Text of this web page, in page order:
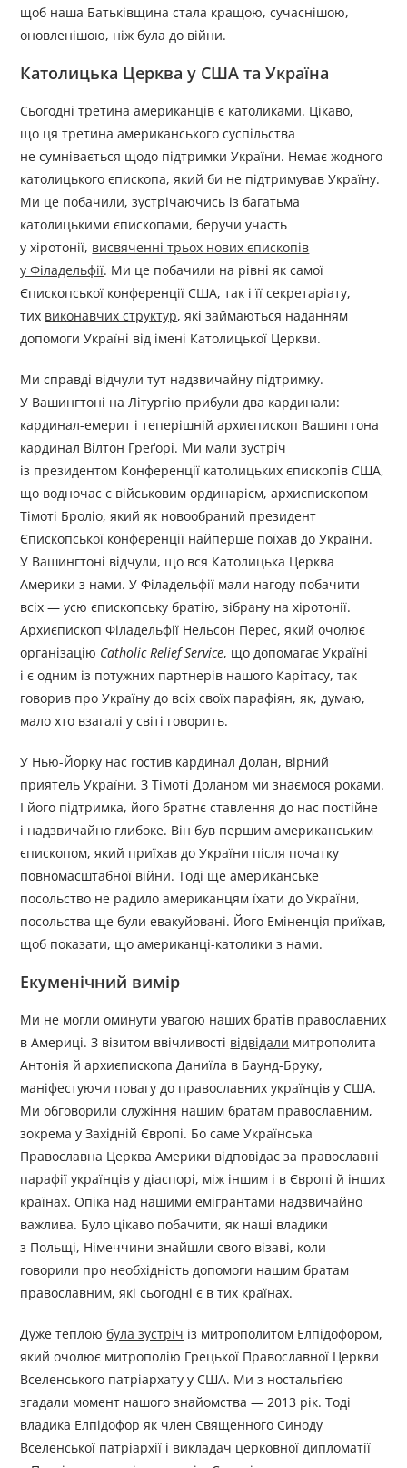
щоб наша Батьківщина стала кращою, сучаснішою,
оновленішою, ніж була до війни.
Католицька Церква у США та Україна
Сьогодні третина американців є католиками. Цікаво,
що ця третина американського суспільства
не сумнівається щодо підтримки України. Немає жодного
католицького єпископа, який би не підтримував Україну.
Ми це побачили, зустрічаючись із багатьма
католицькими єпископами, беручи участь
у хіротонії, висвяченні трьох нових єпископів
у Філадельфії. Ми це побачили на рівні як самої
Єпископської конференції США, так і її секретаріату,
тих виконавчих структур, які займаються наданням
допомоги Україні від імені Католицької Церкви.
Ми справді відчули тут надзвичайну підтримку.
У Вашингтоні на Літургію прибули два кардинали:
кардинал-емерит і теперішній архиєпископ Вашингтона
кардинал Вілтон Ґреґорі. Ми мали зустріч
із президентом Конференції католицьких єпископів США,
що водночас є військовим ординарієм, архиєпископом
Тімоті Броліо, який як новообраний президент
Єпископської конференції найперше поїхав до України.
У Вашингтоні відчули, що вся Католицька Церква
Америки з нами. У Філадельфії мали нагоду побачити
всіх — усю єпископську братію, зібрану на хіротонії.
Архиєпископ Філадельфії Нельсон Перес, який очолює
організацію Catholic Relief Service, що допомагає Україні
і є одним із потужних партнерів нашого Карітасу, так
говорив про Україну до всіх своїх парафіян, як, думаю,
мало хто взагалі у світі говорить.
У Нью-Йорку нас гостив кардинал Долан, вірний
приятель України. З Тімоті Доланом ми знаємося роками.
І його підтримка, його братнє ставлення до нас постійне
і надзвичайно глибоке. Він був першим американським
єпископом, який приїхав до України після початку
повномасштабної війни. Тоді ще американське
посольство не радило американцям їхати до України,
посольства ще були евакуйовані. Його Еміненція приїхав,
щоб показати, що американці-католики з нами.
Екуменічний вимір
Ми не могли оминути увагою наших братів православних
в Америці. З візитом ввічливості відвідали митрополита
Антонія й архиєпископа Даниїла в Баунд-Бруку,
маніфестуючи повагу до православних українців у США.
Ми обговорили служіння нашим братам православним,
зокрема у Західній Європі. Бо саме Українська
Православна Церква Америки відповідає за православні
парафії українців у діаспорі, між іншим і в Європі й інших
країнах. Опіка над нашими емігрантами надзвичайно
важлива. Було цікаво побачити, як наші владики
з Польщі, Німеччини знайшли свого візаві, коли
говорили про необхідність допомоги нашим братам
православним, які сьогодні є в тих країнах.
Дуже теплоюбула зустріч із митрополитом Елпідофором,
який очолює митрополію Грецької Православної Церкви
Вселенського патріархату у США. Ми з ностальгією
згадали момент нашого знайомства — 2013 рік. Тоді
владика Елпідофор як член Священного Синоду
Вселенської патріархії і викладач церковної дипломатії